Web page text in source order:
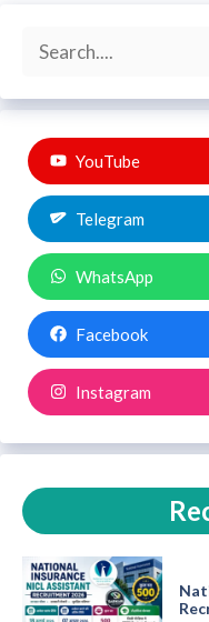
Search
YouTube
Telegram
WhatsApp
Facebook
Instagram